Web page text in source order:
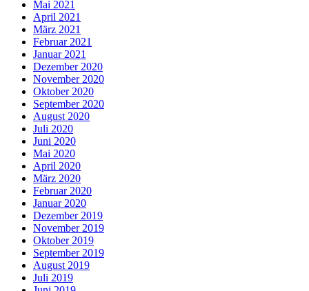
Mai 2021
April 2021
März 2021
Februar 2021
Januar 2021
Dezember 2020
November 2020
Oktober 2020
September 2020
August 2020
Juli 2020
Juni 2020
Mai 2020
April 2020
März 2020
Februar 2020
Januar 2020
Dezember 2019
November 2019
Oktober 2019
September 2019
August 2019
Juli 2019